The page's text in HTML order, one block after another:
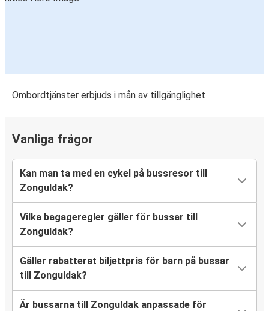
Ombordtjänster erbjuds i mån av tillgänglighet
Vanliga frågor
Kan man ta med en cykel på bussresor till
Zonguldak?
Vilka bagageregler gäller för bussar till
Zonguldak?
Gäller rabatterat biljettpris för barn på bussar
till Zonguldak?
Är bussarna till Zonguldak anpassade för